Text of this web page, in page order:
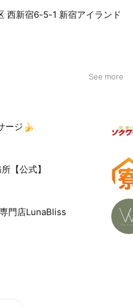
西新宿6-5-1 新宿アイランド
See more
ージ🍌
【公式】
門店LunaBliss